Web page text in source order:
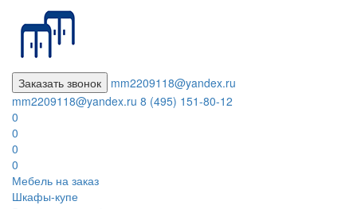
Заказать звонок
mm2209118@yandex.ru
mm2209118@yandex.ru 8 (495) 151-80-12
0
0
0
0
Мебель на заказ
Шкафы-купе